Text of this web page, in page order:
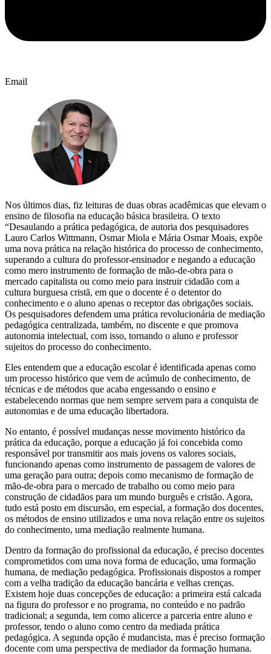
Email
Nos últimos dias, fiz leituras de duas obras acadêmicas que elevam o
ensino de filosofia na educação básica brasileira. O texto
“Desaulando a prática pedagógica, de autoria dos pesquisadores
Lauro Carlos Wittmann, Osmar Miola e Mária Osmar Moais, expõe
uma nova prática na relação histórica do processo de conhecimento,
superando a cultura do professor-ensinador e negando a educação
como mero instrumento de formação de mão-de-obra para o
mercado capitalista ou como meio para instruir cidadão com a
cultura burguesa cristã, em que o docente é o detentor do
conhecimento e o aluno apenas o receptor das obrigações sociais.
Os pesquisadores defendem uma prática revolucionária de mediação
pedagógica centralizada, também, no discente e que promova
autonomia intelectual, com isso, tornando o aluno e professor
sujeitos do processo do conhecimento.
Eles entendem que a educação escolar é identificada apenas como
um processo histórico que vem de acúmulo de conhecimento, de
técnicas e de métodos que acaba engessando o ensino e
estabelecendo normas que nem sempre servem para a conquista de
autonomias e de uma educação libertadora.
No entanto, é possível mudanças nesse movimento histórico da
prática da educação, porque a educação já foi concebida como
responsável por transmitir aos mais jovens os valores sociais,
funcionando apenas como instrumento de passagem de valores de
uma geração para outra; depois como mecanismo de formação de
mão-de-obra para o mercado de trabalho ou como meio para
construção de cidadãos para um mundo burguês e cristão. Agora,
tudo está posto em discursão, em especial, a formação dos docentes,
os métodos de ensino utilizados e uma nova relação entre os sujeitos
do conhecimento, uma mediação realmente humana.
Dentro da formação do profissional da educação, é preciso docentes
comprometidos com uma nova forma de educação, uma formação
humana, de mediação pedagógica. Profissionais dispostos a romper
com a velha tradição da educação bancária e velhas crenças.
Existem hoje duas concepções de educação: a primeira está calcada
na figura do professor e no programa, no conteúdo e no padrão
tradicional; a segunda, tem como alicerce a parceria entre aluno e
professor, tendo o aluno como centro da mediada prática
pedagógica. A segunda opção é mudancista, mas é preciso formação
docente com uma perspectiva de mediador da formação humana.